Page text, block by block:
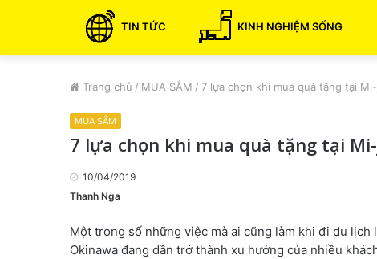
TIN TỨC KINH NGHIỆM SỐNG
Trang chủ / MUA SẮM / 7 lựa chọn khi mua quà tặng tại
MUA SẮM
7 lựa chọn khi mua quà tặng tại
10/04/2019
Thanh Nga
Một trong số những việc mà ai cũng làm khi đi du
Okinawa đang dần trở thành xu hướng của nhiều